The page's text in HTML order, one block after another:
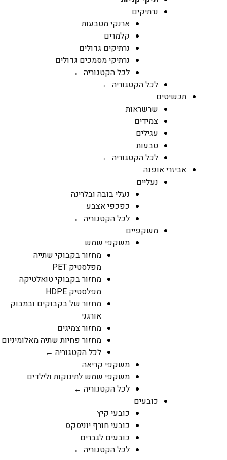
נרתיקים
ארנקי מטבעות
קלמרים
נרתיקים גדולים
נרתיקי מסמכים גדולים
לכל הקטגוריה ←
לכל הקטגוריה ←
תכשיטים
שרשראות
צמידים
עגילים
טבעות
לכל הקטגוריה ←
אביזרי אופנה
נעליים
נעלי בובה ובלרינה
כפכפי אצבע
לכל הקטגוריה ←
משקפיים
משקפי שמש
מחזור בקבוקי שתייה
מפלסטיק PET
מחזור בקבוקי טואלטיקה
מפלסטיק HDPE
מחזור של בקבוקים ובמבוק
אורגני
מחזור צמיגים
מחזור פחיות שתיה מאלומיניום
לכל הקטגוריה ←
משקפי קריאה
משקפי שמש לתינוקות ולילדים
לכל הקטגוריה ←
כובעים
כובעי קיץ
כובעי חורף יוניסקס
כובעים לגברים
לכל הקטגוריה ←